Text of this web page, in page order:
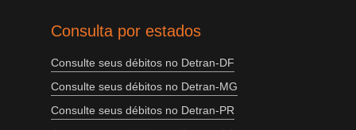
Consulta por estados
Consulte seus débitos no Detran-DF
Consulte seus débitos no Detran-MG
Consulte seus débitos no Detran-PR